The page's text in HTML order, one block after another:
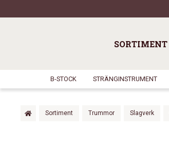
SORTIMENT
B-STOCK STRÄNGINSTRUMENT
Sortiment Trummor Slagverk